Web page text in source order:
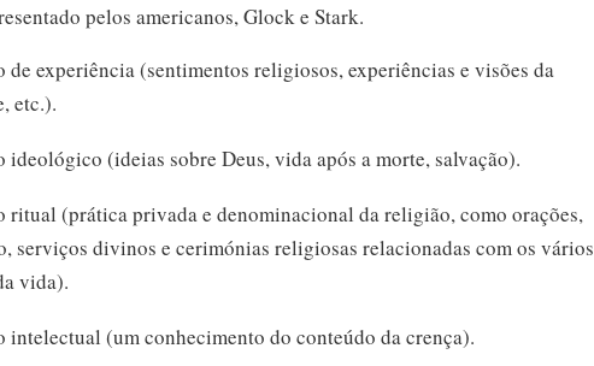
pelos americanos, Glock e Stark.
de experiência (sentimentos religiosos, experiências e visões da
etc.).
ideológico (ideias sobre Deus, vida após a morte, salvação).
ritual (prática privada e denominacional da religião, como orações,
serviços divinos e cerimónias religiosas relacionadas com os vários
vida).
intelectual (um conhecimento do conteúdo da crença).